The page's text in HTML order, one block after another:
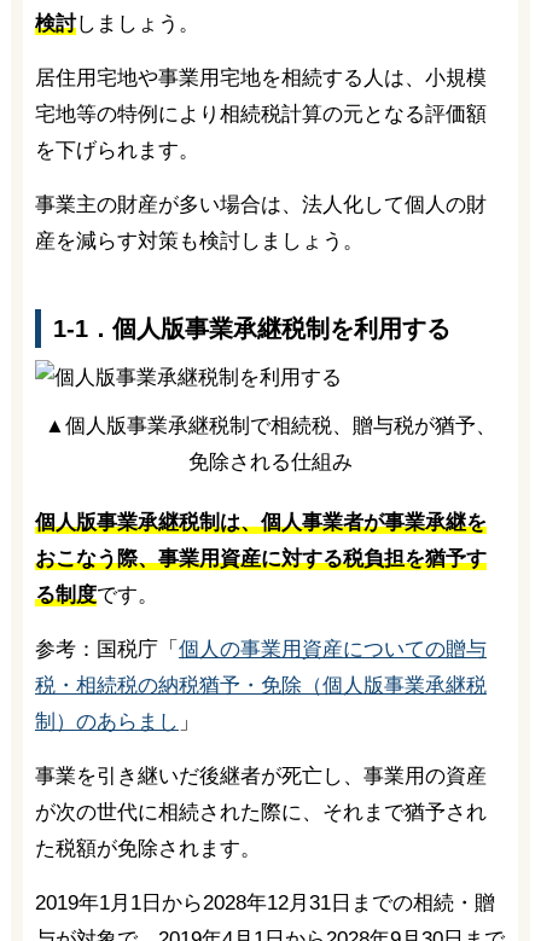
検討しましょう。
居住用宅地や事業用宅地を相続する人は、小規模
宅地等の特例により相続税計算の元となる評価額
を下げられます。
事業主の財産が多い場合は、法人化して個人の財
産を減らす対策も検討しましょう。
1-1．個人版事業承継税制を利用する
▲個人版事業承継税制で相続税、贈与税が猶予、
免除される仕組み
個人版事業承継税制は、個人事業者が事業承継を
おこなう際、事業用資産に対する税負担を猶予す
る制度です。
参考：国税庁「 個人の事業用資産についての贈与
税・相続税の納税猶予・免除（個人版事業承継税
制）のあらまし 」
事業を引き継いだ後継者が死亡し、事業用の資産
が次の世代に相続された際に、それまで猶予され
た税額が免除されます。
2019年1月1日から2028年12月31日までの相続・贈